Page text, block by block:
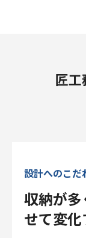
匠
設計へのこだ
収納が
せて変